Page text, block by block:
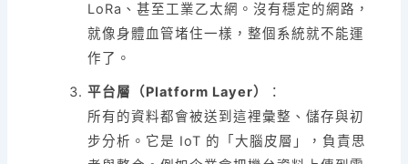
LoRa、甚至工業乙太網。沒有穩定的網路，
就像身體血管堵住一樣，整個系統就不能運
作了。
平台層（Platform Layer）
：
所有的資料都會被送到這裡彙整、儲存與初
步分析。它是 IoT 的「大腦皮層」，負責思